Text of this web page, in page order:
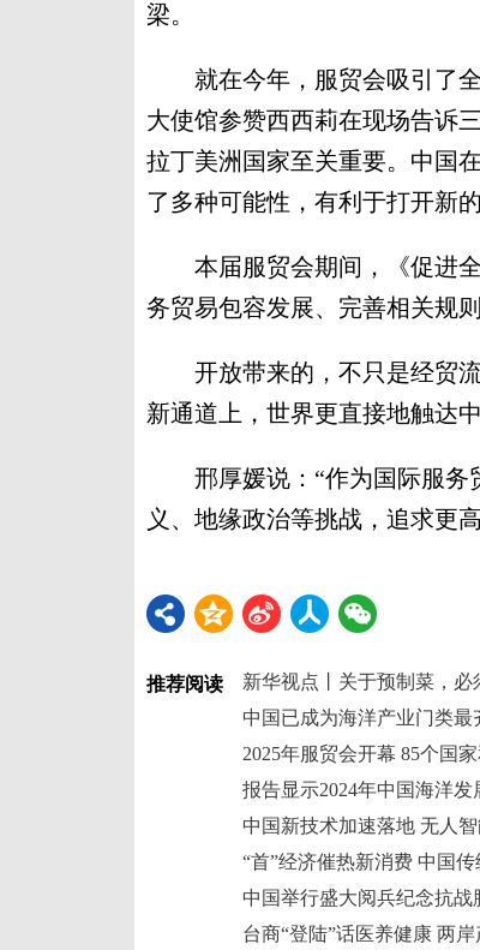
梁。
就在今年，服贸会吸引了全
大使馆参赞西西莉在现场告诉
拉丁美洲国家至关重要。中国
了多种可能性，有利于打开新的
本届服贸会期间，《促进全
务贸易包容发展、完善相关规
开放带来的，不只是经贸流
新通道上，世界更直接地触达
邢厚媛说：“作为国际服务
义、地缘政治等挑战，追求更
推荐阅读
新华视点丨关于预制菜，必
中国已成为海洋产业门类最
2025年服贸会开幕 85个国
报告显示2024年中国海洋
中国新技术加速落地 无人
“首”经济催热新消费 中国
中国举行盛大阅兵纪念抗战
台商“登陆”话医养健康 两